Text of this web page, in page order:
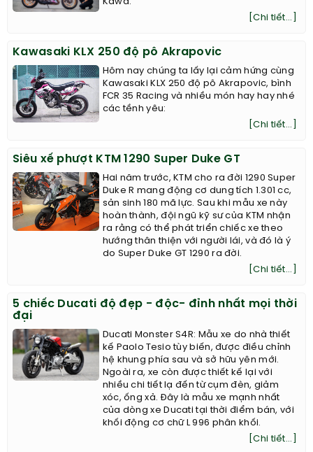
[Chi tiết...]
Kawasaki KLX 250 độ pô Akrapovic
Hôm nay chúng ta lấy lại cảm hứng cùng
Kawasaki KLX 250 độ pô Akrapovic, bình
FCR 35 Racing và nhiều món hay hay nhé
các tềnh yêu:
[Chi tiết...]
Siêu xế phượt KTM 1290 Super Duke GT
Hai năm trước, KTM cho ra đời 1290 Super
Duke R mang động cơ dung tích 1.301 cc,
sản sinh 180 mã lực. Sau khi mẫu xe này
hoàn thành, đội ngũ kỹ sư của KTM nhận
ra rằng có thể phát triển chiếc xe theo
hướng thân thiện với người lái, và đó là ý
do Super Duke GT 1290 ra đời.
[Chi tiết...]
5 chiếc Ducati độ đẹp - độc- đỉnh nhất mọi thời
đại
Ducati Monster S4R: Mẫu xe do nhà thiết
kế Paolo Tesio tùy biến, được điều chỉnh
hệ khung phía sau và sở hữu yên mới.
Ngoài ra, xe còn được thiết kế lại với
nhiều chi tiết lạ đến từ cụm đèn, giảm
xóc, ống xả. Đây là mẫu xe mạnh nhất
của dòng xe Ducati tại thời điểm bán, với
khối động cơ chữ L 996 phân khối.
[Chi tiết...]